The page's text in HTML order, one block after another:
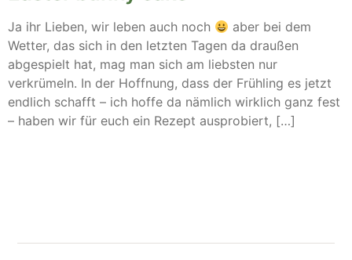
Ja ihr Lieben, wir leben auch noch
aber bei dem
Wetter, das sich in den letzten Tagen da draußen
abgespielt hat, mag man sich am liebsten nur
verkrümeln. In der Hoffnung, dass der Frühling es jetzt
endlich schafft – ich hoffe da nämlich wirklich ganz fest
– haben wir für euch ein Rezept ausprobiert, […]